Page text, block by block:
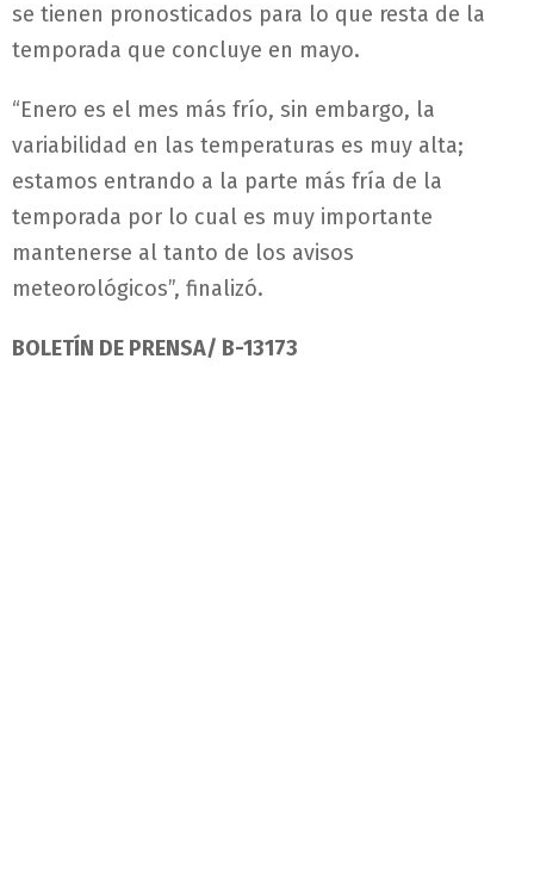
se tienen pronosticados para lo que resta de la
temporada que concluye en mayo.
“Enero es el mes más frío, sin embargo, la
variabilidad en las temperaturas es muy alta;
estamos entrando a la parte más fría de la
temporada por lo cual es muy importante
mantenerse al tanto de los avisos
meteorológicos”, finalizó.
BOLETÍN DE PRENSA/ B-13173